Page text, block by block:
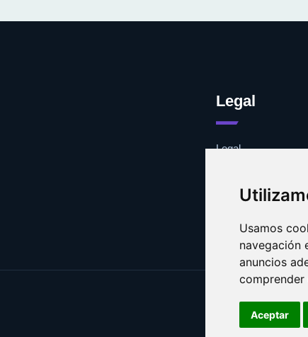
Usamos
navegación
anuncios
comprender
Aceptar
Legal
Legal
Contacto